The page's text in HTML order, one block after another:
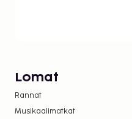
Lomat
Rannat
Musikaalimatkat